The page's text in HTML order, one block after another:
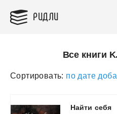
РИДЛИ
Все книги
Сортировать: по дате
Найти себя